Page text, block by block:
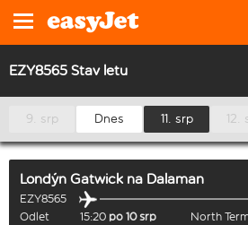
EZY8565 Stav letu
9. srp Dnes 11. srp 12.
Londýn Gatwick na Dalaman
EZY8565
Odlet
15:20 po 10 srp
North